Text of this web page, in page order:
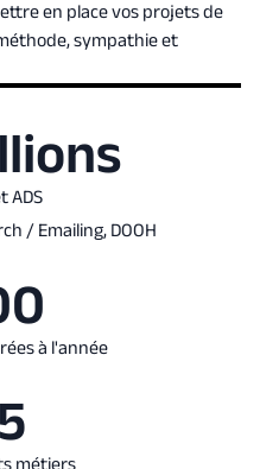
en place vos projets de
sympathie et
ADS
/ Emailing, DOOH
à l'année
métiers